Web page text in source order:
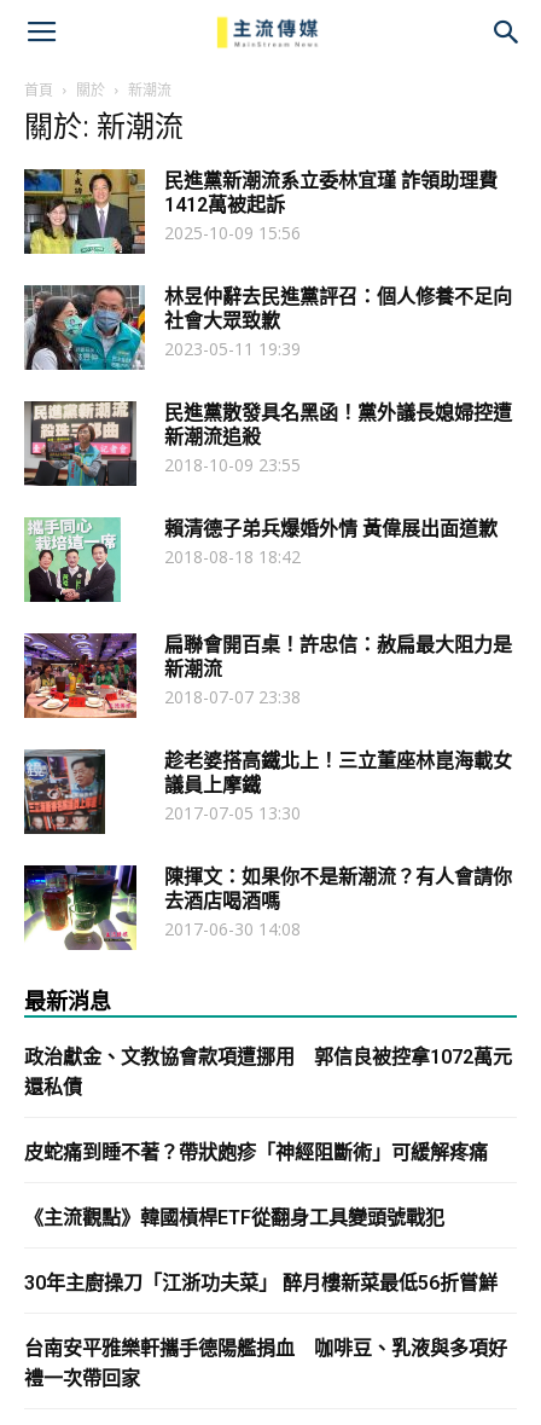
首頁 關於 新潮流
關於: 新潮流
民進黨新潮流系立委林宜瑾 詐領助理費
1412萬被起訴
2025-10-09 15:56
林昱仲辭去民進黨評召：個人修養不足向
社會大眾致歉
2023-05-11 19:39
民進黨散發具名黑函！黨外議長媳婦控遭
新潮流追殺
2018-10-09 23:55
賴清德子弟兵爆婚外情 黃偉展出面道歉
2018-08-18 18:42
扁聯會開百桌！許忠信：赦扁最大阻力是
新潮流
2018-07-07 23:38
趁老婆搭高鐵北上！三立董座林崑海載女
議員上摩鐵
2017-07-05 13:30
陳揮文：如果你不是新潮流？有人會請你
去酒店喝酒嗎
2017-06-30 14:08
最新消息
政治獻金、文教協會款項遭挪用 郭信良被控拿1072萬元
還私債
皮蛇痛到睡不著？帶狀皰疹「神經阻斷術」可緩解疼痛
《主流觀點》韓國槓桿ETF從翻身工具變頭號戰犯
30年主廚操刀「江浙功夫菜」 醉月樓新菜最低56折嘗鮮
台南安平雅樂軒攜手德陽艦捐血 咖啡豆、乳液與多項好
禮一次帶回家